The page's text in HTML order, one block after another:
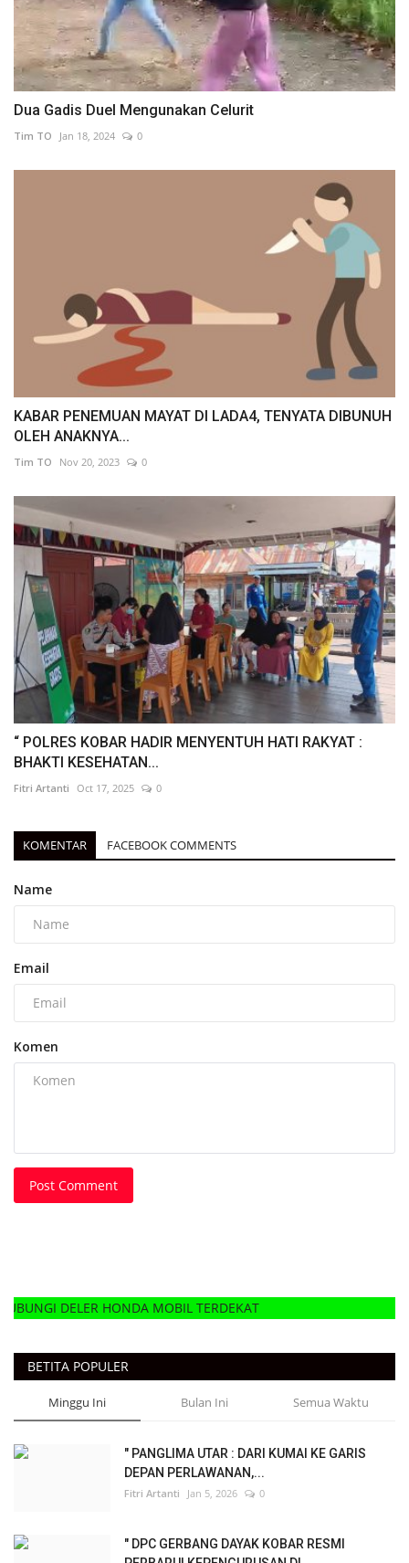
Dua Gadis Duel Mengunakan Celurit
Tim TO Jan 18, 2024 0
KABAR PENEMUAN MAYAT DI LADA4, TENYATA DIBUNUH
OLEH ANAKNYA...
Tim TO Nov 20, 2023 0
“ POLRES KOBAR HADIR MENYENTUH HATI RAKYAT :
BHAKTI KESEHATAN...
Fitri Artanti Oct 17, 2025 0
KOMENTAR FACEBOOK COMMENTS
Name
Email
Komen
Post Comment
HONDA MOBIL TERDEKAT
BETITA POPULER
Minggu Ini Bulan Ini Semua Waktu
" PANGLIMA UTAR : DARI KUMAI KE GARIS
DEPAN PERLAWANAN,...
Fitri Artanti Jan 5, 2026 0
" DPC GERBANG DAYAK KOBAR RESMI